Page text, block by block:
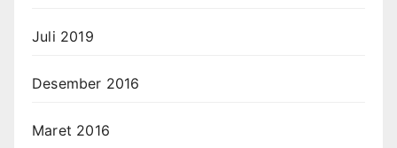
Juli 2019
Desember 2016
Maret 2016